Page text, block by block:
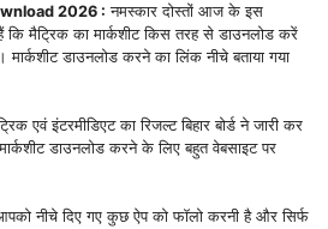
2026 : नमस्कार दोस्तों आज के इस
मैट्रिक का मार्कशीट किस तरह से डाउनलोड करें
डाउनलोड करने का लिंक नीचे बताया गया
एवं इंटरमीडिएट का रिजल्ट बिहार बोर्ड ने जारी कर
मार्कशीट डाउनलोड करने के लिए बहुत वेबसाइट पर
नीचे दिए गए कुछ ऐप को फॉलो करनी है और सिर्फ